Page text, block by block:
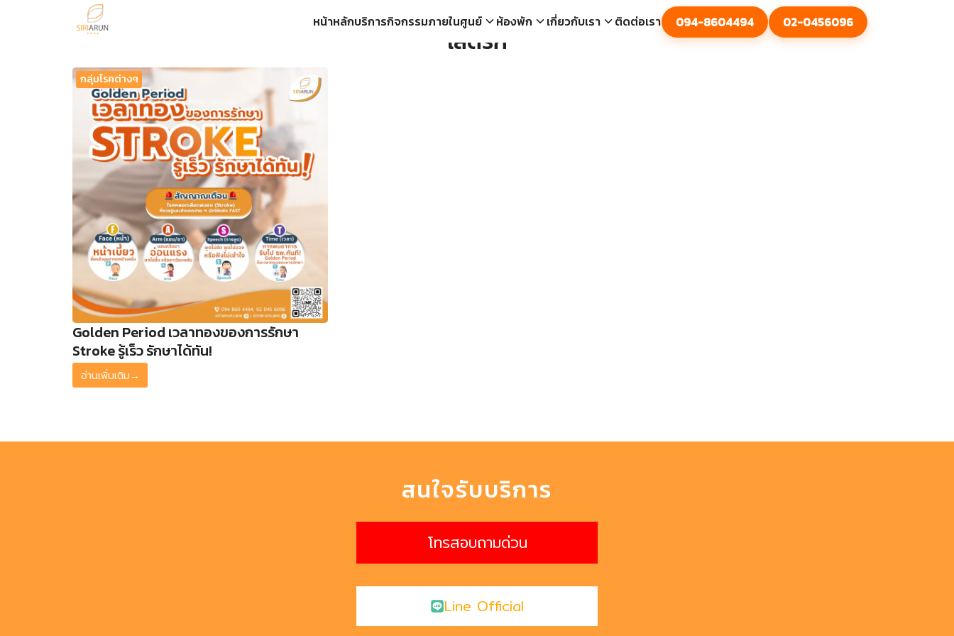
หน้าหลักบริการกิจกรรมภายในศูนย์ ห้องพัก เกี่ยวกับเรา ติดต่อเรา 094-8604494 02-0456096
โสตรก
กลุ่มโรคต่างๆ
Golden Period เวลาทองของการรักษา
Stroke รู้เร็ว รักษาได้ทัน!
อ่านเพิ่มเติม→
สนใจรับบริการ
โทรสอบถามด่วน
Line Official